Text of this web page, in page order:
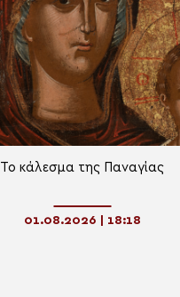
Το κάλεσμα της Παναγίας
01.08.2026 | 18:18